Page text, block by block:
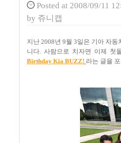
Posted at 2008/09/11
by 쥬니캡
지난 2008년 9월 3일은 기아 자
니다. 사람으로 치자면 이제 첫
Birthday Kia BUZZ! 라는 글을